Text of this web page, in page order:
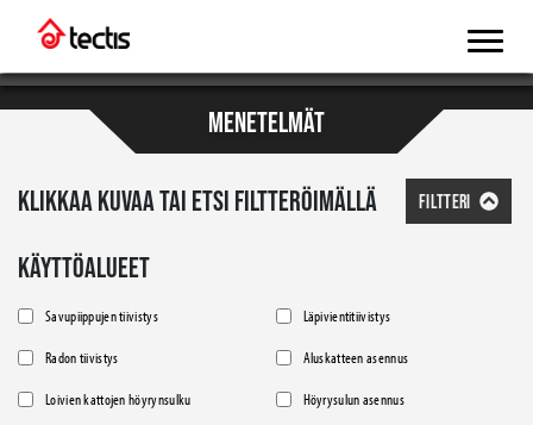
MENETELMÄT
KLIKKAA KUVAA TAI ETSI FILTTERÖIMÄLLÄ FILTTERI
KÄYTTÖALUEET
Savupiippujen tiivistys Läpivientitiivistys
Radon tiivistys Aluskatteen asennus
Loivien kattojen höyrynsulku Höyrysulun asennus